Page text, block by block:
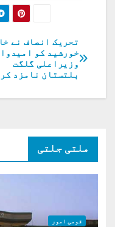
پوسٹوں
کی
نیویگیشن
تحریک انصاف نے
خورشید کو
وزیراعلی گلگت
بلتستان نامزد
ملتی جلتی
قومی امور